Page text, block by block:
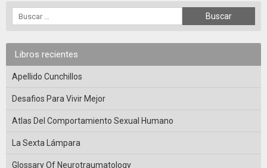
Libros recientes
Apellido Cunchillos
Desafios Para Vivir Mejor
Atlas Del Comportamiento Sexual Humano
La Sexta Lámpara
Glossary Of Neurotraumatology